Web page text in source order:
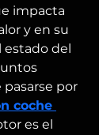
impacta
y en su
del
por
coche
es el